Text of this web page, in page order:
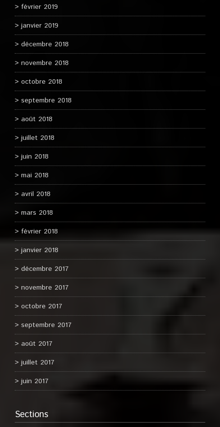
février 2019
janvier 2019
décembre 2018
novembre 2018
octobre 2018
septembre 2018
août 2018
juillet 2018
juin 2018
mai 2018
avril 2018
mars 2018
février 2018
janvier 2018
décembre 2017
novembre 2017
octobre 2017
septembre 2017
août 2017
juillet 2017
juin 2017
Sections